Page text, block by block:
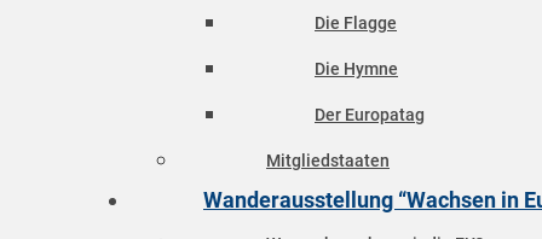
Die Flagge
Die Hymne
Der Europatag
Mitgliedstaaten
Wanderausstellung “Wachsen in